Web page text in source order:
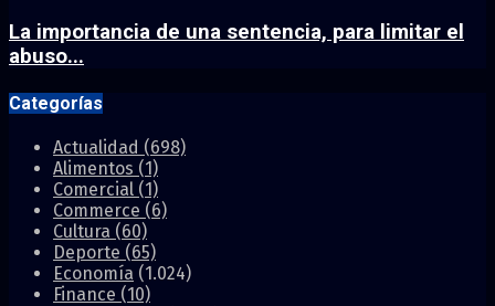
La importancia de una sentencia, para limitar el
abuso...
Categorías
Actualidad (698)
Alimentos (1)
Comercial (1)
Commerce (6)
Cultura (60)
Deporte (65)
Economía (1.024)
Finance (10)